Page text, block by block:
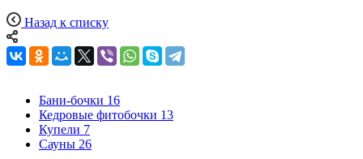
Назад к списку
Бани-бочки 16
Кедровые фитобочки 13
Купели 7
Сауны 26